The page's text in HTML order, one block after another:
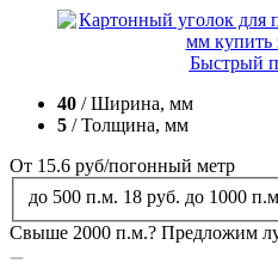
Быстрый
40 / Ширина, мм
5 / Толщина, мм
От 15.6 руб/погонный метр
до 500 п.м. 18 руб. до 1000
Свыше 2000 п.м.? Предложим